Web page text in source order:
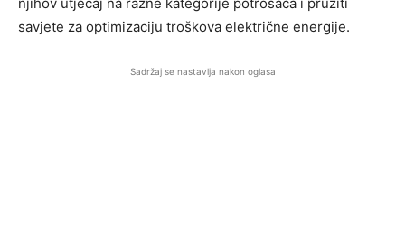
savjete za optimizaciju troškova električne energije.
Sadržaj se nastavlja nakon oglasa